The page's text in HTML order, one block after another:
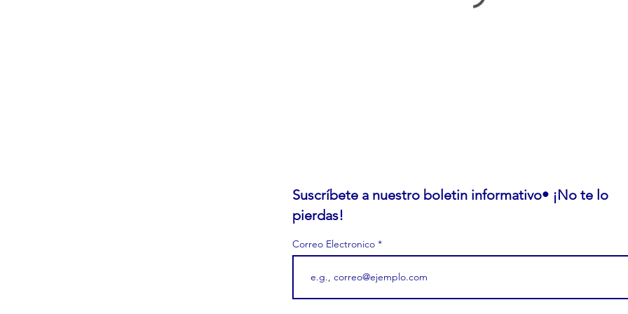
Suscríbete a nuestro boletin informativo• ¡No te lo
pierdas!
Correo Electronico